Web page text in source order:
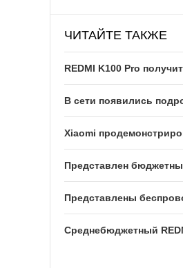
ЧИТАЙТЕ ТАКЖЕ
REDMI K100 Pro
В сети появились
Xiaomi
Представлен
Представлены
Среднебюджетный